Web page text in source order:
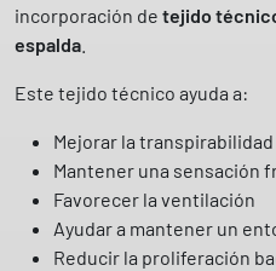
incorporación de tejido
espalda
Este tejido técnico ayuda a:
Mejorar la transpirabilidad
Mantener una sensación
Favorecer la ventilación
Ayudar a mantener un
Reducir la proliferación